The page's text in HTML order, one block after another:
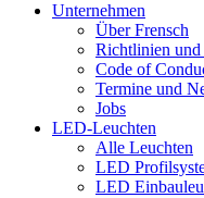
Unternehmen
Über Frensch
Richtlinien
Code of
Termine und
Jobs
LED-Leuchten
Alle Leuchten
LED
LED